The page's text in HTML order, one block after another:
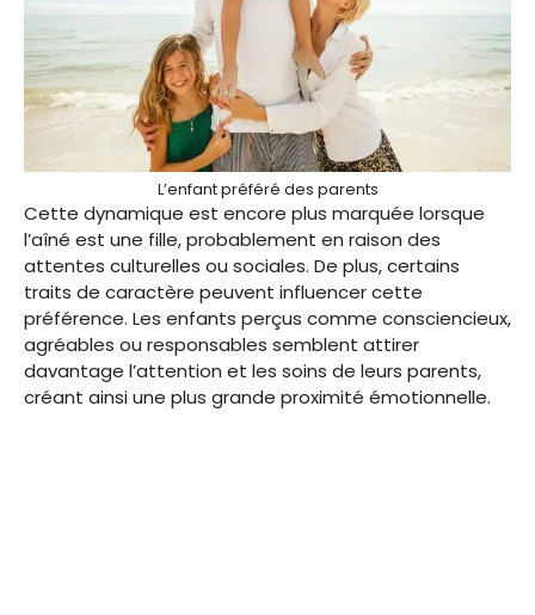
L’enfant préféré des parents
Cette dynamique est encore plus marquée lorsque
l’aîné est une fille, probablement en raison des
attentes culturelles ou sociales. De plus, certains
traits de caractère peuvent influencer cette
préférence. Les enfants perçus comme consciencieux,
agréables ou responsables semblent attirer
davantage l’attention et les soins de leurs parents,
créant ainsi une plus grande proximité émotionnelle.